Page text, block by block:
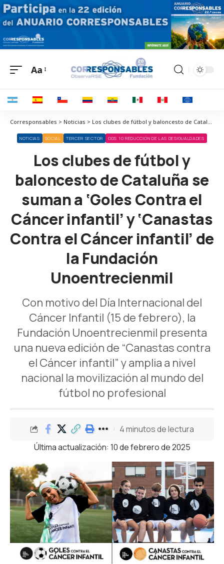
Aa
Corresponsables > Noticias > Los clubes de fútbol y baloncesto de Cataluña se suman a ‘Goles Contra el Cáncer infantil’ y ‘Canastas Contra el Cáncer infantil’ de la Fundación Unoentrecienmil
NOTICIAS SOCIAL TERCER SECTOR ODS 10 REDUCCIÓN DE LAS DESIGUALDADES
Los clubes de fútbol y
baloncesto de Cataluña se
suman a ‘Goles Contra el
Cáncer infantil’ y ‘Canastas
Contra el Cáncer infantil’ de
la Fundación
Unoentrecienmil
Con motivo del Día Internacional del
Cáncer Infantil (15 de febrero), la
Fundación Unoentrecienmil presenta
una nueva edición de “Canastas contra
el Cáncer infantil” y amplia a nivel
nacional la movilización al mundo del
fútbol no profesional
Última actualización: 10 de febrero de 2025
4 minutos de lectura